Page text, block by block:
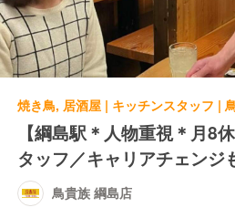
焼き鳥, 居酒屋 | キッチンスタッフ |
【綱島駅＊人物重視＊月8
タッフ／キャリアチェン
鳥貴族 綱島店